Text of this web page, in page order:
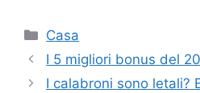
Categorie
Casa
I 5 migliori bonus del
I calabroni sono letali?